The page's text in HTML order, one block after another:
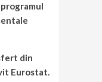
din
Eurostat.